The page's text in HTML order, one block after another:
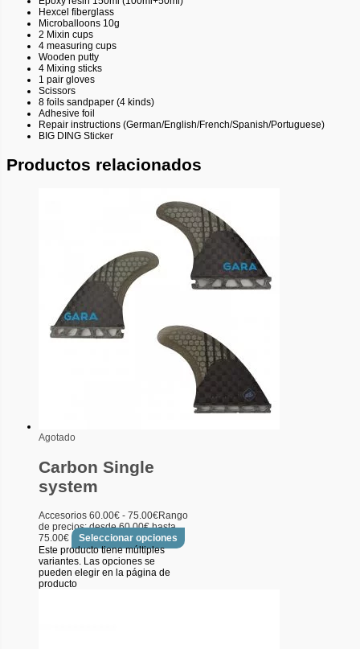
Hexcel fiberglass
Microballoons 10g
2 Mixin cups
4 measuring cups
Wooden putty
4 Mixing sticks
1 pair gloves
Scissors
8 foils sandpaper (4 kinds)
Adhesive foil
Repair instructions (German/English/French/Spanish/Portuguese)
BIG DING Sticker
Productos relacionados
Agotado
Carbon Single
system
Accesorios 60.00€ - 75.00€Rango
de precios: desde 60.00€ hasta
75.00€
Seleccionar opciones
Este producto tiene múltiples
variantes. Las opciones se
pueden elegir en la página de
producto